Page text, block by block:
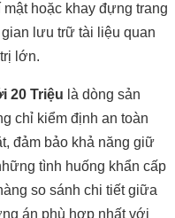
hoặc khay đựng trang
lưu trữ tài liệu quan
lớn.
20 Triệu là dòng sản
chỉ kiểm định an toàn
đảm bảo khả năng giữ
tình huống khẩn cấp
so sánh chi tiết giữa
án phù hợp nhất với